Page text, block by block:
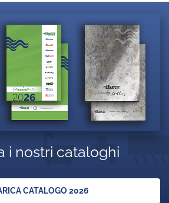
i nostri cataloghi
CATALOGO 2026